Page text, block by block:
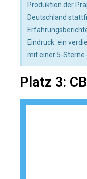
Produktion der
Deutschland
Eindruck: ein
mit einer 5-
Platz 3: